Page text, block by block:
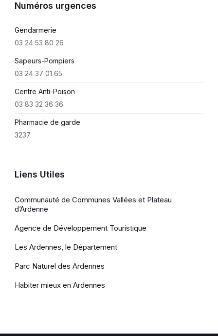
Numéros urgences
Gendarmerie
03 24 53 80 26
Sapeurs-Pompiers
03 24 37 01 65
Centre Anti-Poison
03 83 32 36 36
Pharmacie de garde
3237
Liens Utiles
Communauté de Communes Vallées et Plateau
d’Ardenne
Agence de Développement Touristique
Les Ardennes, le Département
Parc Naturel des Ardennes
Habiter mieux en Ardennes